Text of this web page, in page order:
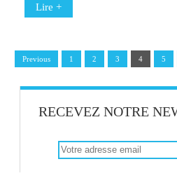
Lire +
Previous 1 2 3 4 5
RECEVEZ NOTRE